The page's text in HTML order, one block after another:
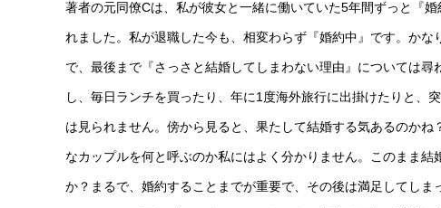
著者の元同僚Cは、私が彼女と一緒に働いていた5年間ずっと『
れました。私が退職した今も、相変わらず『婚約中』です。か
で、最後まで『さっさと結婚してしまわない理由』については
し、毎日ランチを買ったり、年に1度海外旅行に出掛けたりと、
は見られません。傍から見ると、果たして結婚する気あるのか
なカップルを何と呼ぶのか私にはよく分かりません。このまま
か？まるで、婚約することまでが重要で、その後は満足してし